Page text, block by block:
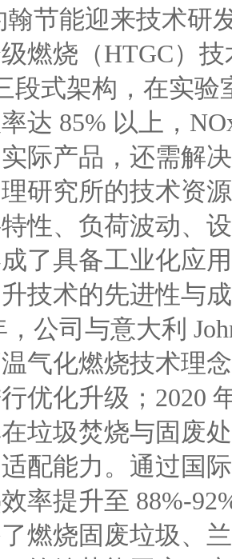
翰节能迎来技术
燃烧（HTGC）
段式架构，在实
达 85% 以上，
际产品，还需解
研究所的技术资
性、负荷波动、
了具备工业化应
技术的先进性与
，公司与意大利
气化燃烧技术理
优化升级；2020
垃圾焚烧与固废
配能力。通过国
率提升至 88%-
燃烧固废垃圾、